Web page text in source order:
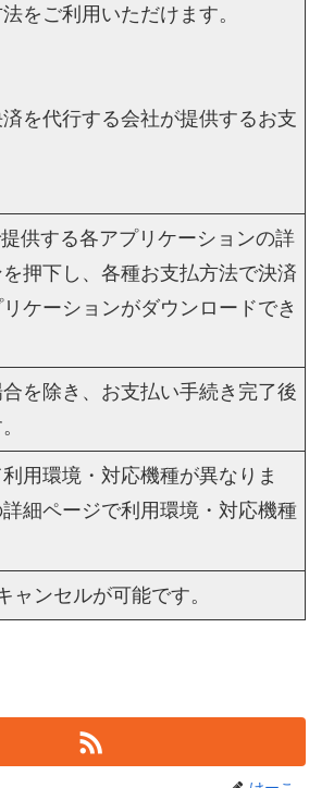
をご利用いただけます。
を代行する会社が提供するお支
供する各アプリケーションの詳
押下し、各種お支払方法で決済
ケーションがダウンロードでき
を除き、お支払い手続き完了後
用環境・対応機種が異なりま
細ページで利用環境・対応機種
ャンセルが可能です。